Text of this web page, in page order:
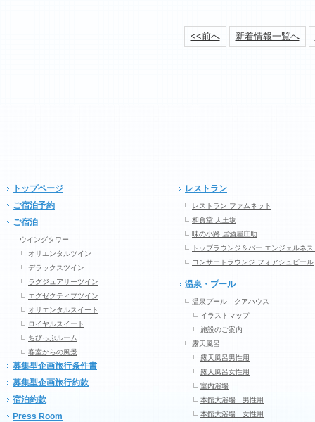
<<前へ 新着情報一覧へ
トップページ
ご宿泊予約
ご宿泊
ウイングタワー
オリエンタルツイン
デラックスツイン
ラグジュアリーツイン
エグゼクティブツイン
オリエンタルスイート
ロイヤルスイート
ちびっぷルーム
客室からの風景
募集型企画旅行条件書
募集型企画旅行約款
宿泊約款
Press Room
レストラン
レストラン ファムネット
和食堂 天王坂
味の小路 居酒屋庄助
トップラウンジ＆バー エンジェルネス
コンサートラウンジ フォアシュピール
温泉・プール
温泉プール クアハウス
イラストマップ
施設のご案内
露天風呂
露天風呂男性用
露天風呂女性用
室内浴場
本館大浴場 男性用
本館大浴場 女性用